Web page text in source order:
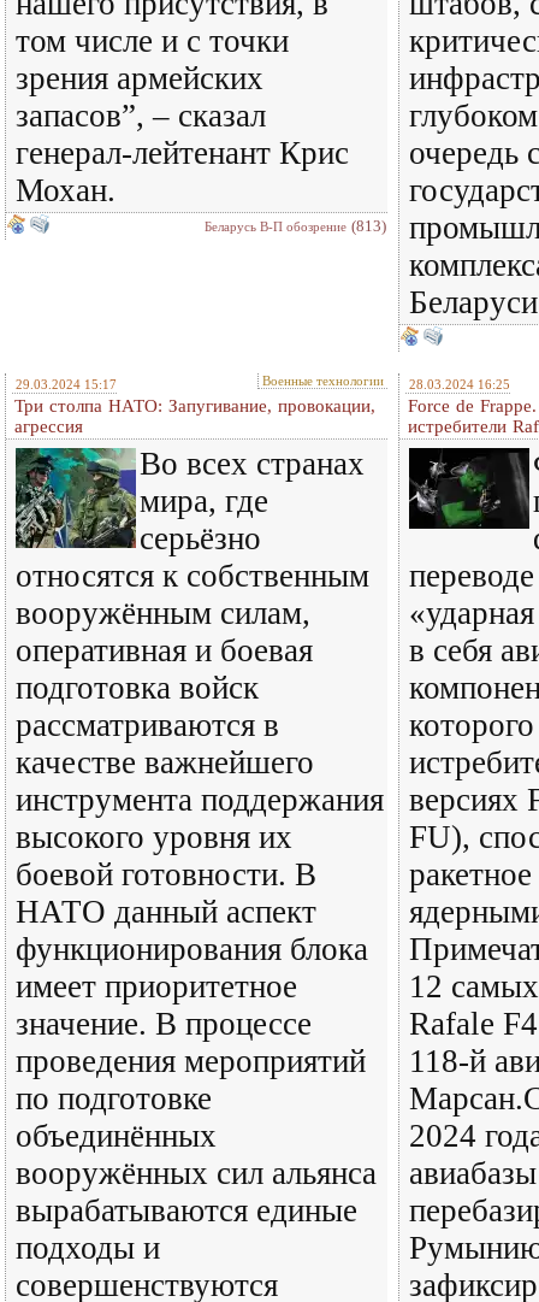
том числе и с точки
зрения армейских
запасов”, – сказал
генерал-лейтенант Крис
Мохан.
Беларусь В-П обозрение (813)
очередь
29.03.2024 15:17 Военные технологии
Три столпа НАТО: Запугивание, провокации,
агрессия
Во всех странах
мира, где
серьёзно
относятся к собственным
вооружённым силам,
оперативная и боевая
подготовка войск
рассматриваются в
качестве важнейшего
инструмента поддержания
высокого уровня их
боевой готовности. В
НАТО данный аспект
функционирования блока
имеет приоритетное
значение. В процессе
проведения мероприятий
по подготовке
объединённых
вооружённых сил альянса
вырабатываются единые
подходы и
совершенствуются
28.03.2024 16:25
Force de
истребители
в себя
версиях
FU),
12
Rafale
118-й
2024